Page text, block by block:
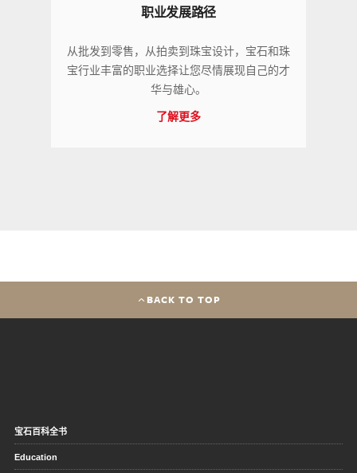
职业发展路径
从批发到零售，从拍卖到珠宝设计，宝石和珠
宝行业丰富的职业选择让您尽情展现自己的才
华与雄心。
了解更多
BACK TO TOP
宝石百科全书
Education